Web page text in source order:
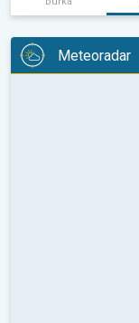
Meteoradar